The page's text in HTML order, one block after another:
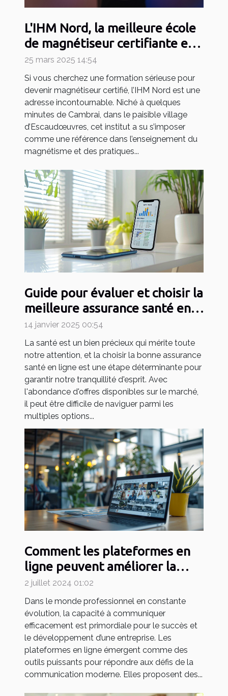
L'IHM Nord, la meilleure école
de magnétiseur certifiante en
2025
25 mars 2025 14:54
Si vous cherchez une formation sérieuse pour
devenir magnétiseur certifié, l’IHM Nord est une
adresse incontournable. Niché à quelques
minutes de Cambrai, dans le paisible village
d’Escaudœuvres, cet institut a su s’imposer
comme une référence dans l’enseignement du
magnétisme et des pratiques...
Guide pour évaluer et choisir la
meilleure assurance santé en
ligne
14 janvier 2025 00:54
La santé est un bien précieux qui mérite toute
notre attention, et la choisir la bonne assurance
santé en ligne est une étape déterminante pour
garantir notre tranquillité d'esprit. Avec
l'abondance d'offres disponibles sur le marché,
il peut être difficile de naviguer parmi les
multiples options...
Comment les plateformes en
ligne peuvent améliorer la
communication en entreprise
2 juillet 2024 01:02
Dans le monde professionnel en constante
évolution, la capacité à communiquer
efficacement est primordiale pour le succès et
le développement d’une entreprise. Les
plateformes en ligne émergent comme des
outils puissants pour répondre aux défis de la
communication moderne. Elles proposent des...